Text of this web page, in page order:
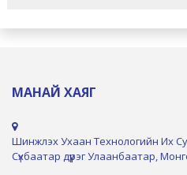
МАНАЙ ХАЯГ
Шинжлэх Ухаан Технологийн Их
Сүхбаатар дүүрэг Улаанбаатар,